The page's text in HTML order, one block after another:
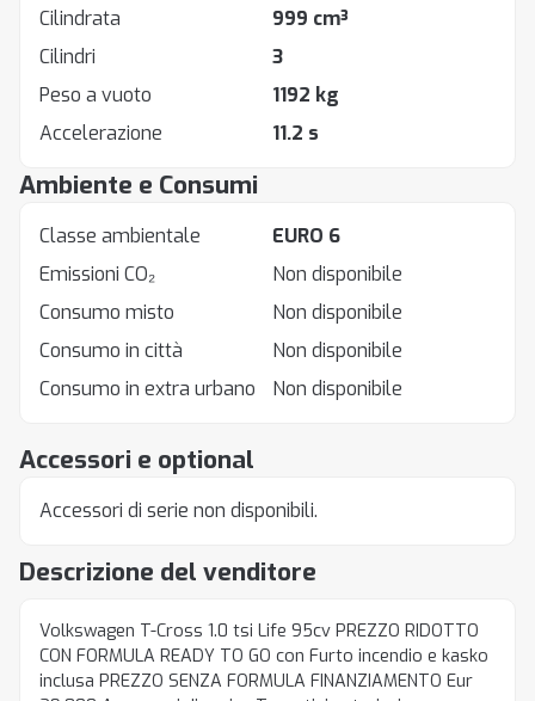
Descrizione del venditore
Volkswagen T-Cross 1.0 tsi Life 95cv PREZZO RIDOTTO
CON FORMULA READY TO GO con Furto incendio e kasko
inclusa PREZZO SENZA FORMULA FINANZIAMENTO Eur
Accessori e optional
Accessori di serie non disponibili.
Cilindrata
999 cm³
Cilindri
3
Peso a vuoto
1192 kg
Accelerazione
11.2 s
Ambiente e Consumi
Classe ambientale
EURO 6
Emissioni CO₂
Non disponibile
Consumo misto
Non disponibile
Consumo in città
Non disponibile
Consumo in extra urbano
Non disponibile